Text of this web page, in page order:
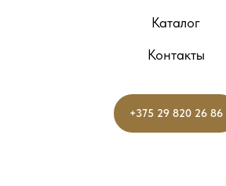
Каталог
Контакты
+375 29 820 26 86